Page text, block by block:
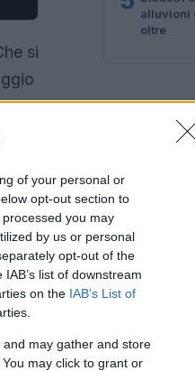
of your personal or
opt-out section to
you may
by us or personal
opt-out of the
list of downstream
on the IAB’s List of
may gather and store
may click to grant or
si
alluvioni
oltre